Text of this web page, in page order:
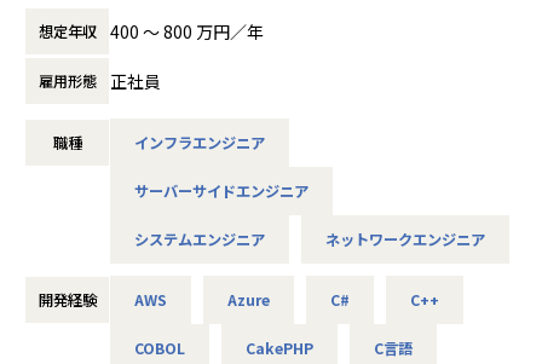
・リーダー候補として、インフラ／セキュリティの技術方針
に、Software/FDE/SaaS/BPOなど様々なビジネスモデル
です。
成形ではありません。
■会社説明／募集背景
株式会社アルテニアは、ITの力を通じて関わる人々の未来を
より豊かにすることを 目標に2018年に誕生しました。
それは技術力だけではなく、人を大切にすること、より豊か
社会やお客様だけでなくパートナーや社員も幸せでいるこ
これがアルテニアの企業理念の根幹となります。
この度、事業の拡大に伴って新たなメンバーを募集しており
技術力だけでなく、人を思いやる姿勢を大切にしながら、
想定年収 400 〜 800 万円／年
雇用形態 正社員
職種 インフラエンジニア
サーバーサイドエンジニア
システムエンジニア ネットワークエンジニア
開発経験 AWS Azure C# C++
COBOL CakePHP C言語